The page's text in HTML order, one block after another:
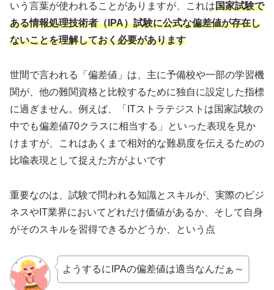
いう言葉が使われることがありますが、これは国家試験で
ある情報処理技術者（IPA）試験に公式な偏差値が存在し
ないことを理解しておく必要があります
世間で言われる「偏差値」は、主に予備校や一部の学習機
関が、他の難関資格と比較するために独自に設定した指標
に過ぎません。例えば、「ITストラテジストは国家試験の
中でも偏差値70クラスに相当する」といった表現を見か
けますが、これはあくまで相対的な難易度を伝えるための
比喩表現として捉えた方がよいです
重要なのは、試験で問われる知識とスキルが、実際のビジ
ネスやIT業界においてどれだけ価値があるか、そして自身
がそのスキルを習得できるかどうか、という点
ようするにIPAの偏差値は適当なんだぁ～